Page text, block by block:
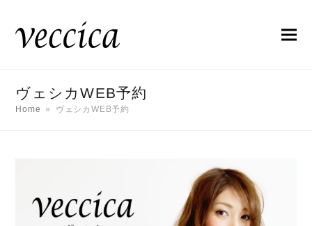
ヴェシカWEB予約
Home » ヴェシカWEB予約